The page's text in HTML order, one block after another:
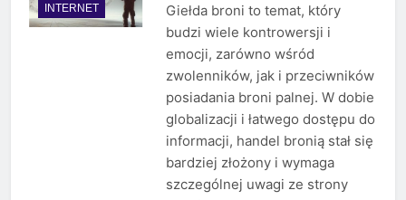
INTERNET
Giełda broni to temat, który
budzi wiele kontrowersji i
emocji, zarówno wśród
zwolenników, jak i przeciwników
posiadania broni palnej. W dobie
globalizacji i łatwego dostępu do
informacji, handel bronią stał się
bardziej złożony i wymaga
szczególnej uwagi ze strony